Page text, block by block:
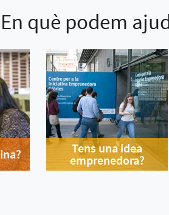
En què podem
Tens una idea
emprenedora?